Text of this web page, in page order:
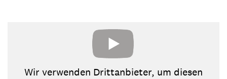
Wir verwenden Drittanbieter, um diesen